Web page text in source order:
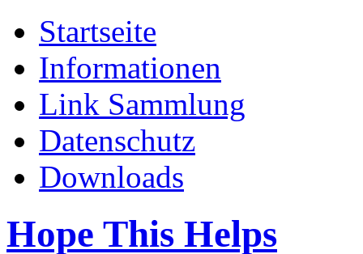
Startseite
Informationen
Link Sammlung
Datenschutz
Downloads
Hope This Helps